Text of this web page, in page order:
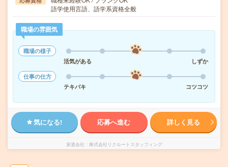
語学使用言語、語学系資格全般
職場の雰囲気
職場の様子
活気がある
しずか
仕事の仕方
テキパキ
コツコツ
気になる! 応募へ進む 詳しく見る
派遣会社 株式会社リクルートスタッフィング